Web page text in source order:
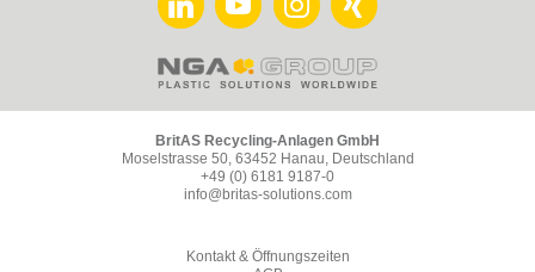
BritAS Recycling-Anlagen GmbH
Moselstrasse 50, 63452 Hanau, Deutschland
+49 (0) 6181 9187-0
info@britas-solutions.com
Kontakt & Öffnungszeiten